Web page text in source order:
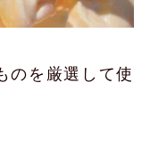
のを厳選して使